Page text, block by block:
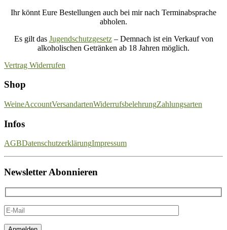
Ihr könnt Eure Bestellungen auch bei mir nach Terminabsprache
abholen.
Es gilt das Jugendschutzgesetz– Demnach ist ein Verkauf von
alkoholischen Getränken ab 18 Jahren möglich.
Vertrag Widerrufen
Shop
WeineAccountVersandartenWiderrufsbelehrungZahlungsarten
Infos
AGBDatenschutzerklärungImpressum
Newsletter Abonnieren